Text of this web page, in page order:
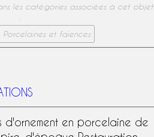
les catégories associées à cet objet
:
Porcelaines et faïences
en porcelaine de